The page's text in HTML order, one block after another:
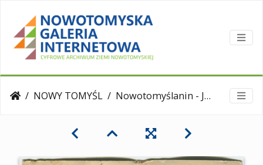
NOWY TOMYŚL Nowotomyślanin - Jan Czajka - piekarz